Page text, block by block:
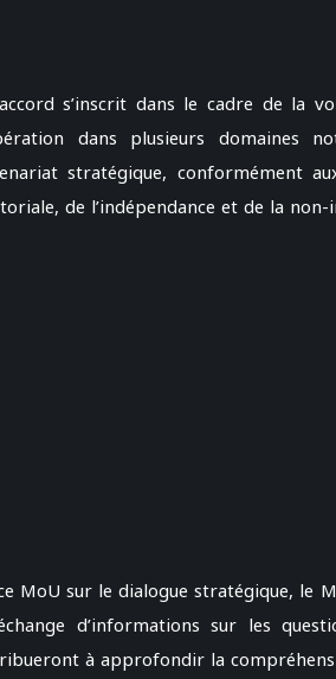
s’inscrit dans le cadre de la
dans plusieurs domaines
stratégique, conformément
de l’indépendance et de la
MoU sur le dialogue stratégique, le
d’informations sur les
à approfondir la